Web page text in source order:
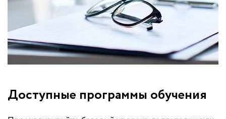
Доступные программы обучения